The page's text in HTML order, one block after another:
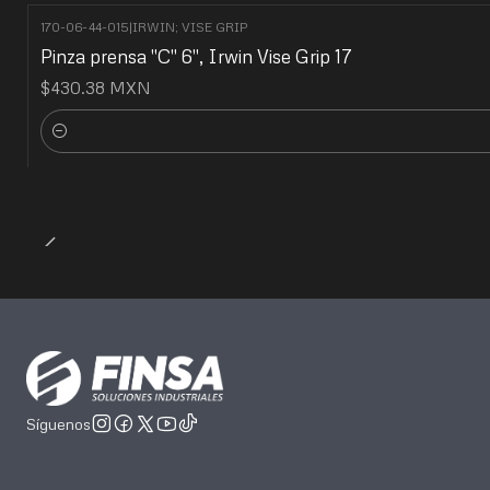
170-06-44-015|IRWIN; VISE GRIP
Pinza prensa "C" 6", Irwin Vise Grip 17
$430.38 MXN
Cantidad
Síguenos